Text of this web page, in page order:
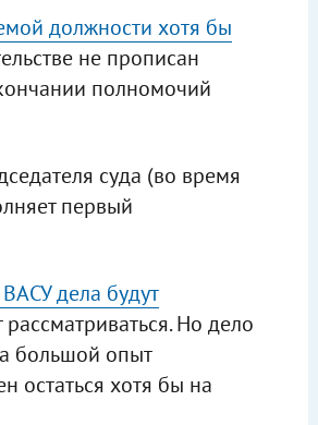
должности хотя бы
не прописан
полномочий
суда (во время
первый
дела будут
Но дело
большой опыт
остаться хотя бы на